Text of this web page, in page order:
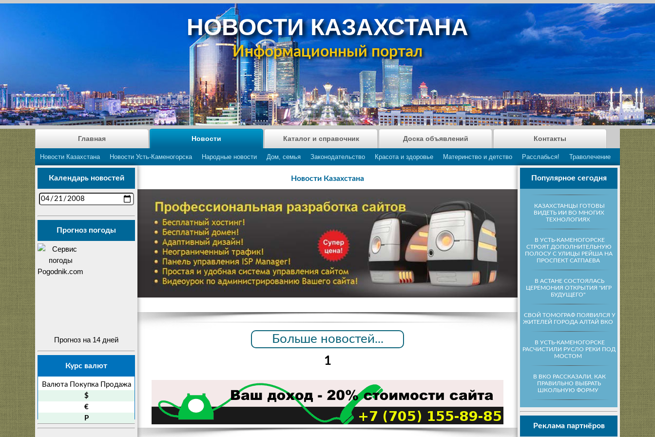
НОВОСТИ КАЗАХСТАНА
Информационный портал
Главная Новости
Новости Казахстана Новости Усть-Каменогорска Народные новости Дом, семья Законодательство Красота и здоровье Материнство и детство Расслабься! Траволечение
Каталог и справочник Доска объявлений Контакты
Популярное сегодня
КАЗАХСТАНЦЫ ГОТОВЫ
ВИДЕТЬ ИИ ВО МНОГИХ
ТЕХНОЛОГИЯХ
В УСТЬ-КАМЕНОГОРСКЕ
СТРОЯТ ДОПОЛНИТЕЛЬНУЮ
ПОЛОСУ С УЛИЦЫ РЕЙША НА
ПРОСПЕКТ САТПАЕВА
В АСТАНЕ СОСТОЯЛАСЬ
ЦЕРЕМОНИЯ ОТКРЫТИЯ "ИГР
БУДУЩЕГО"
СВОЙ ТОМОГРАФ ПОЯВИЛСЯ У
ЖИТЕЛЕЙ ГОРОДА АЛТАЙ ВКО
В УСТЬ-КАМЕНОГОРСКЕ
РАСЧИСТИЛИ РУСЛО РЕКИ ПОД
МОСТОМ
В ВКО РАССКАЗАЛИ, КАК
ПРАВИЛЬНО ВЫБРАТЬ
ШКОЛЬНУЮ ФОРМУ
Реклама партнёров
Календарь новостей
Прогноз погоды
Прогноз на 14 дней
Курс валют
Валюта Покупка
Продажа
$
€
P
Новости Казахстана
Больше новостей...
1